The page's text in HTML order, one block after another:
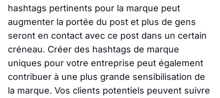
hashtags pertinents pour la marque peut
augmenter la portée du post et plus de gens
seront en contact avec ce post dans un certain
créneau. Créer des hashtags de marque
uniques pour votre entreprise peut également
contribuer à une plus grande sensibilisation de
la marque. Vos clients potentiels peuvent suivre